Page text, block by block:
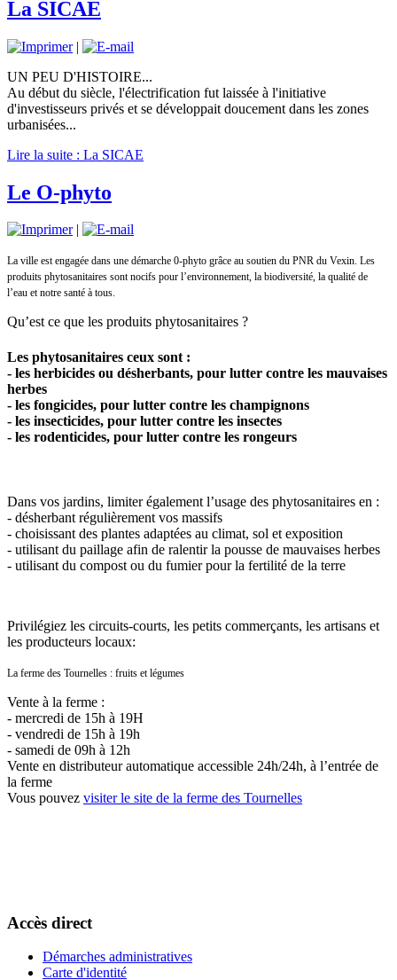
La SICAE
|
UN PEU D'HISTOIRE...
Au début du siècle, l'électrification fut laissée à l'initiative
d'investisseurs privés et se développait doucement dans les zones
urbanisées...
Lire la suite : La SICAE
Le O-phyto
|
La ville est engagée dans une démarche 0-phyto grâce au soutien du PNR du Vexin. Les
produits phytosanitaires sont nocifs pour l’environnement, la biodiversité, la qualité de
l’eau et notre santé à tous.
Qu’est ce que les produits phytosanitaires ?
Les phytosanitaires ceux sont :
- les herbicides ou désherbants, pour lutter contre les mauvaises
herbes
- les fongicides, pour lutter contre les champignons
- les insecticides, pour lutter contre les insectes
- les rodenticides, pour lutter contre les rongeurs
Dans vos jardins, limiter également l’usage des phytosanitaires en :
- désherbant régulièrement vos massifs
- choisissant des plantes adaptées au climat, sol et exposition
- utilisant du paillage afin de ralentir la pousse de mauvaises herbes
- utilisant du compost ou du fumier pour la fertilité de la terre
Privilégiez les circuits-courts, les petits commerçants, les artisans et
les producteurs locaux:
La ferme des Tournelles : fruits et légumes
Vente à la ferme :
- mercredi de 15h à 19H
- vendredi de 15h à 19h
- samedi de 09h à 12h
Vente en distributeur automatique accessible 24h/24h, à l’entrée de
la ferme
Vous pouvez visiter le site de la ferme des Tournelles
Accès direct
Démarches administratives
Carte d'identité